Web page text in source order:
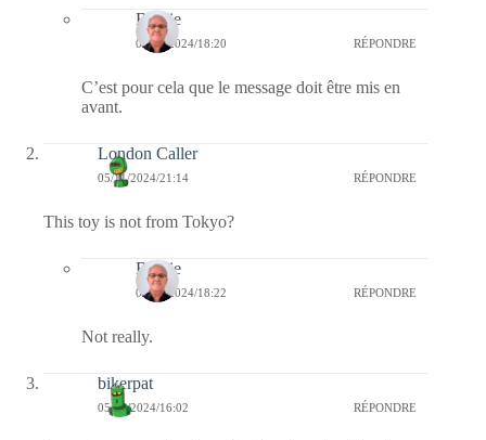
Bernie
07/11/2024/18:20 RÉPONDRE
C’est pour cela que le message doit être mis en
avant.
London Caller
05/11/2024/21:14 RÉPONDRE
This toy is not from Tokyo?
Bernie
07/11/2024/18:22 RÉPONDRE
Not really.
bikerpat
05/11/2024/16:02 RÉPONDRE